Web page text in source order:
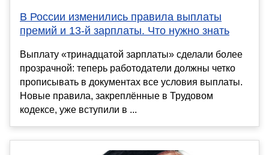
В России изменились правила выплаты
премий и 13-й зарплаты. Что нужно знать
Выплату «тринадцатой зарплаты» сделали более
прозрачной: теперь работодатели должны четко
прописывать в документах все условия выплаты.
Новые правила, закреплённые в Трудовом
кодексе, уже вступили в ...